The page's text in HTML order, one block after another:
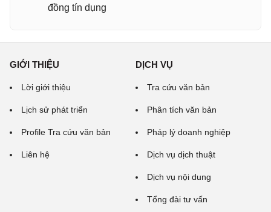
đồng tín dụng
GIỚI THIỆU
Lời giới thiệu
Lịch sử phát triển
Profile Tra cứu văn bản
Liên hệ
DỊCH VỤ
Tra cứu văn bản
Phân tích văn bản
Pháp lý doanh nghiệp
Dịch vụ dịch thuật
Dịch vụ nội dung
Tổng đài tư vấn